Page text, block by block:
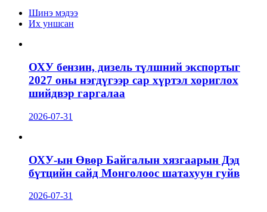
Шинэ мэдээ
Их уншсан
ОХУ бензин, дизель түлшний экспортыг
2027 оны нэгдүгээр сар хүртэл хориглох
шийдвэр гаргалаа
2026-07-31
ОХУ-ын Өвөр Байгалын хязгаарын Дэд
бүтцийн сайд Монголоос шатахуун гуйв
2026-07-31